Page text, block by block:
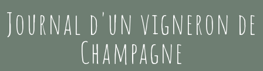
Journal d'un vigneron de
Champagne